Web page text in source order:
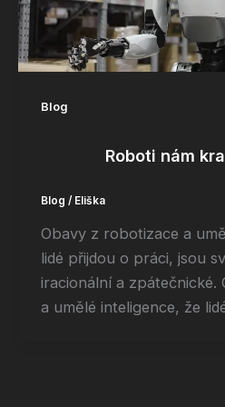
Blog
Roboti nám
Blog / Eliška
Obavy z robotizace a
lidé přijdou o práci, jsou
iracionální a zpátečnické.
a umělé inteligence, že